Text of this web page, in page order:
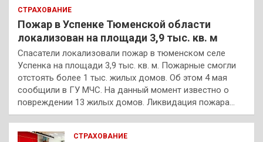
СТРАХОВАНИЕ
Пожар в Успенке Тюменской области
локализован на площади 3,9 тыс. кв. м
Спасатели локализовали пожар в тюменском селе
Успенка на площади 3,9 тыс. кв. м. Пожарные смогли
отстоять более 1 тыс. жилых домов. Об этом 4 мая
сообщили в ГУ МЧС. На данный момент известно о
повреждении 13 жилых домов. Ликвидация пожара…
СТРАХОВАНИЕ